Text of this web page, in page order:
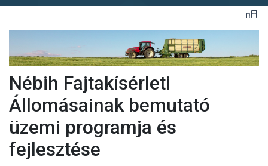
Nébih Fajtakísérleti
Állomásainak bemutató
üzemi programja és
fejlesztése